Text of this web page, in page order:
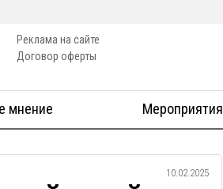
Реклама на сайте
Договор оферты
мнение Мероприятия
10.02.2025